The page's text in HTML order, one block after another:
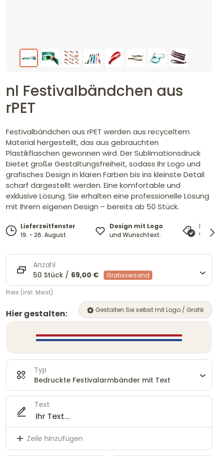
nl Festivalbändchen aus
rPET
Festivalbändchen aus rPET werden aus recyceltem
Material hergestellt, das aus gebrauchten
Plastikflaschen gewonnen wird. Der Sublimationsdruck
bietet große Gestaltungsfreiheit, sodass Ihr Logo und
grafisches Design in klaren Farben bis ins kleinste Detail
scharf dargestellt werden. Eine komfortable und
exklusive Lösung. Sie erhalten eine professionelle Lösung
mit Ihrem eigenen Design – bereits ab 50 Stück.
Lieferzeitfenster
19. - 26. August
Design mit Logo
und Wunschtext.
Wir
Anzahl
50 Stück / 69,00 € Gratisversand
Preis (inkl. Mwst)
Hier gestalten: Gestalten Sie selbst mit Logo / Grafik
Typ
Bedruckte Festivalarmbänder mit Text
Text
Zeile hinzufügen